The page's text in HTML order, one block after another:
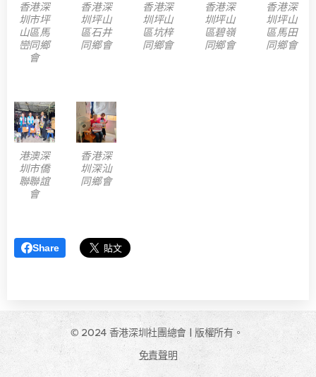
香港深
圳市坪
山區馬
巒同鄉
會
香港深
圳坪山
區石井
同鄉會
香港深
圳坪山
區坑梓
同鄉會
香港深
圳坪山
區碧嶺
同鄉會
香港深
圳坪山
區馬田
同鄉會
港澳深
圳市僑
聯聯誼
會
香港深
圳深汕
同鄉會
Share
© 2024 香港深圳社團總會 | 版權所有。
免責聲明